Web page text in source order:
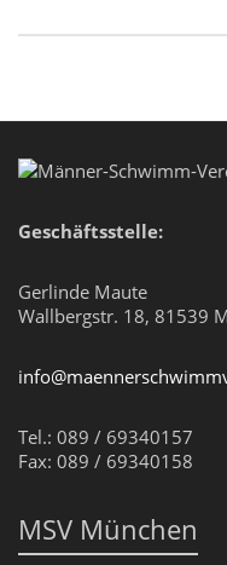
Geschäftsstelle:
Gerlinde Maute
Wallbergstr. 18, 81539
Tel.: 089 / 69340157
Fax: 089 / 69340158
MSV München